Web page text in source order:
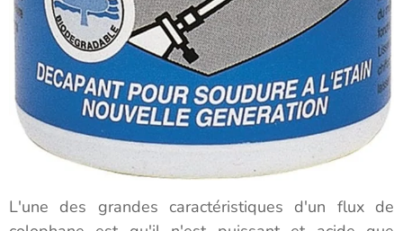
L'une des grandes caractéristiques d'un flux de